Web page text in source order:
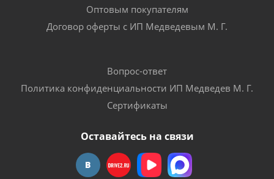
Оптовым покупателям
Договор оферты с ИП Медведевым М. Г.
Вопрос-ответ
Политика конфиденциальности ИП Медведев М. Г.
Сертификаты
Оставайтесь на связи